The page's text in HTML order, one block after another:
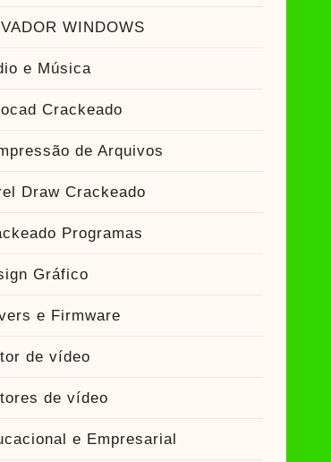
WINDOWS
e Música
Crackeado
de Arquivos
Draw Crackeado
Programas
Gráfico
e Firmware
de vídeo
de vídeo
e Empresarial